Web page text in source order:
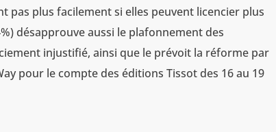
pas plus facilement si elles peuvent licencier plus
désapprouve aussi le plafonnement des
injustifié, ainsi que le prévoit la réforme par
pour le compte des éditions Tissot des 16 au 19